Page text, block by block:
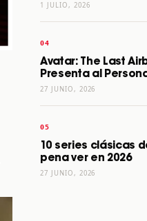
1 JULIO, 2026
Avatar: The Last
Presenta al
27 JUNIO, 2026
10 series clásicas
pena ver en 2026
27 JUNIO, 2026